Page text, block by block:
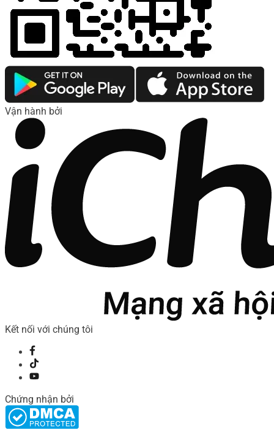
Vận hành bởi
Kết nối với chúng tôi
Chứng nhận bởi